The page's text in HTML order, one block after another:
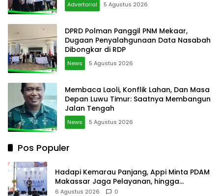
Advertorial 5 Agustus 2026
DPRD Polman Panggil PNM Mekaar,
Dugaan Penyalahgunaan Data Nasabah
Dibongkar di RDP
News 5 Agustus 2026
Membaca Laoli, Konflik Lahan, Dan Masa
Depan Luwu Timur: Saatnya Membangun
Jalan Tengah
News 5 Agustus 2026
Pos Populer
Hadapi Kemarau Panjang, Appi Minta PDAM
Makassar Jaga Pelayanan, hingga
Integritas Pegawai
6 Agustus 2026 0